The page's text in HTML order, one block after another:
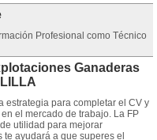
Profesional como Técnico
Ganaderas
estrategia para completar el CV y
el mercado de trabajo. La FP
utilidad para mejorar
ayudará a que superes el